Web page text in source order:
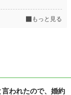
もっと見る
われたので、婚約